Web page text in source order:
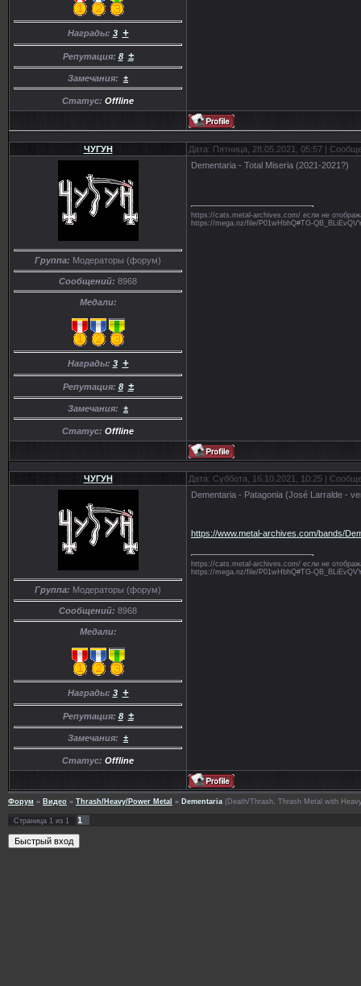
Награды: 3 +
Репутация: 8 ±
Замечания: ±
Статус: Offline
ЧУГУН Дата: Пятница, 28.05.2021, 05:57 |
Группа: Модераторы (форум)
Сообщений: 8968
Медали:
Награды: 3 +
Репутация: 8 ±
Замечания: ±
Статус: Offline
Dementaria - Total Miseria (2021-2021?)
https://cats.metal-archives.com/ если не
https://mega.nz/file/P01wHbhQ#TG-
ЧУГУН Дата: Суббота, 16.10.2021, 10:25 |
Группа: Модераторы (форум)
Сообщений: 8968
Медали:
Награды: 3 +
Репутация: 8 ±
Замечания: ±
Статус: Offline
Dementaria - Patagonia (José Larralde -
https://www.metal-archives.com/bands/
https://cats.metal-archives.com/ если не
https://mega.nz/file/P01wHbhQ#TG-
Форум » Видео » Thrash/Heavy/Power Metal » Dementaria (Death/Thrash, Thrash Metal with
Страница 1 из 1 1